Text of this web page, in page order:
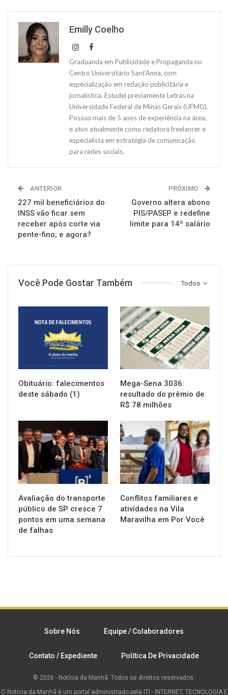
Emilly Coelho
Graduanda em Publicidade e Propaganda no
Centro Universitário Sant'Anna, com
especialização em redação publicitária e
jornalística. Estudei previamente Letras na
Universidade Federal de Minas Gerais (UFMG).
Possuo mais de 5 anos de experiência na área,
e atuo atualmente como redatora freelancer e
especialista em estratégia de comunicação
para redes sociais.
ANTERIOR
227 mil beneficiários do
INSS vão ficar sem
receber após corte via
pente-fino; e agora?
PRÓXIMO
Governo altera abono
PIS/PASEP e redefine
limite para 14º salário
Todos
Você Pode Gostar Também
Obituário: falecimentos
deste sábado (1)
NOTÍCIAS
Mega-Sena 3036:
resultado do prêmio de
R$ 78 milhões
NOTÍCIAS
Avaliação do transporte
público de SP cresce 7
pontos em uma semana
de falhas
NOTÍCIAS
Conflitos familiares e
atividades na Vila
Maravilha em Por Você
Sobre Nós Equipe / Colaboradores
Contato / Expediente Política De Privacidade
© 2026 - Notícia da Manhã. Todos os direitos reservados.
O Notícia da Manhã é um portal administrado pela ITI - INTERNET, TECNOLOGIA E